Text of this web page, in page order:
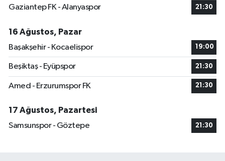
Gaziantep FK - Alanyaspor 21:30
16 Ağustos, Pazar
Başakşehir - Kocaelispor
19:00
Beşiktaş - Eyüpspor 21:30
Amed - Erzurumspor FK 21:30
17 Ağustos, Pazartesi
Samsunspor - Göztepe
21:30